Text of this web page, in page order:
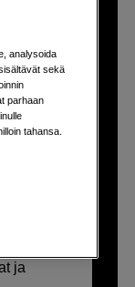
ja
analysoida
sekä
parhaan
tahansa.